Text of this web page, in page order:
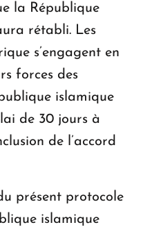
la République
rétabli. Les
s’engagent en
forces des
islamique
de 30 jours à
de l’accord
présent protocole
islamique